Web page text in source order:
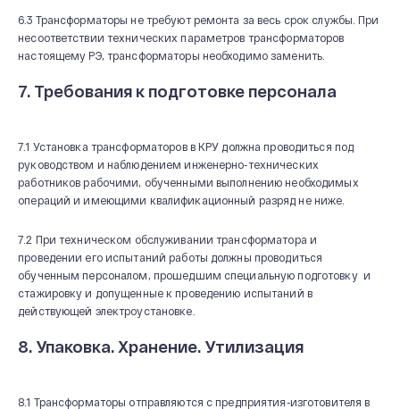
6.3 Трансформаторы не требуют ремонта за весь срок службы. При
несоответствии технических параметров трансформаторов
настоящему РЭ, трансформаторы необходимо заменить.
7. Требования к подготовке персонала
7.1 Установка трансформаторов в КРУ должна проводиться под
руководством и наблюдением инженерно-технических
работников рабочими, обученными выполнению необходимых
операций и имеющими квалификационный разряд не ниже.
7.2 При техническом обслуживании трансформатора и
проведении его испытаний работы должны проводиться
обученным персоналом, прошедшим специальную подготовку и
стажировку и допущенные к проведению испытаний в
действующей электроустановке.
8. Упаковка. Хранение. Утилизация
8.1 Трансформаторы отправляются с предприятия-изготовителя в